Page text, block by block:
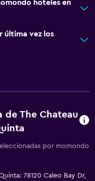
hoteles en
última vez los
de The Chateau
por momondo
78120 Caleo Bay Dr,